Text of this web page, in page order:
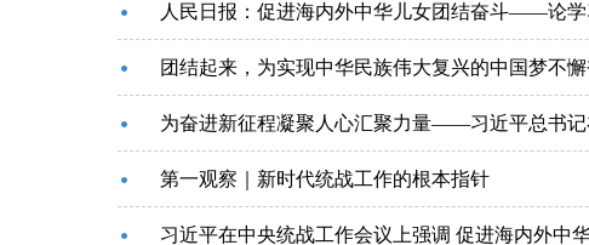
人民日报：促进海内外中华儿女团结奋斗——论
第一观察｜新时代统战工作的根本指针
习近平在中央统战工作会议上强调 促进海内外中